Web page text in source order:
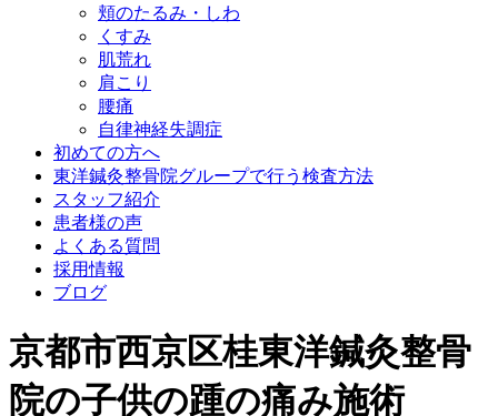
頬のたるみ・しわ
くすみ
肌荒れ
肩こり
腰痛
自律神経失調症
初めての方へ
東洋鍼灸整骨院グループで行う検査方法
スタッフ紹介
患者様の声
よくある質問
採用情報
ブログ
京都市西京区桂東洋鍼灸整骨
院の子供の踵の痛み施術